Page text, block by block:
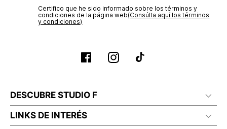
Certifico que he sido informado sobre los términos y
condiciones de la página web‎(Consúlta aquí los términos
y condiciones)
DESCUBRE STUDIO F
LINKS DE INTERÉS